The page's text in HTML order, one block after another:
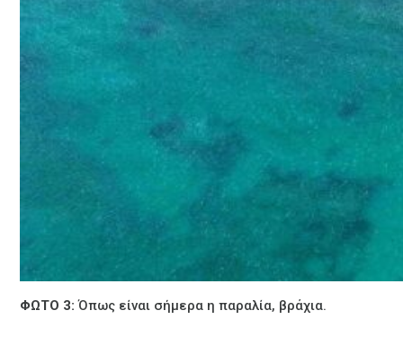
ΦΩΤΟ 3: Όπως είναι σήμερα η παραλία, βράχια.